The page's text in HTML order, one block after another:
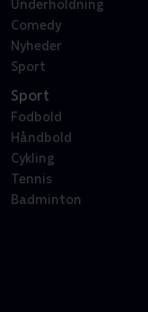
Underholdning
Comedy
Nyheder
Sport
Sport
Fodbold
Håndbold
Cykling
Tennis
Badminton